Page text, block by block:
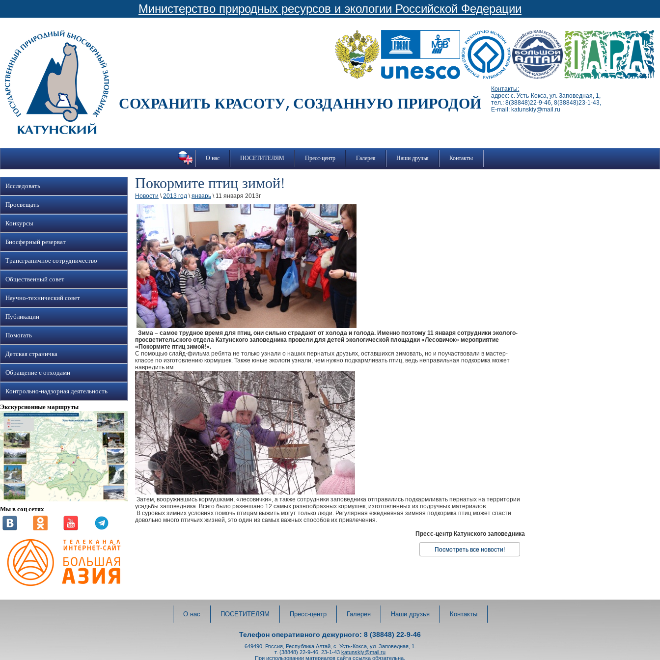
Министерство природных ресурсов и экологии Российской Федерации
СОХРАНИТЬ КРАСОТУ, СОЗДАННУЮ ПРИРОДОЙ
Контакты:
адрес: с. Усть-Кокса, ул. Заповедная, 1,
тел.: 8(38848)22-9-46, 8(38848)23-1-43,
E-mail: katunskiy@mail.ru
О нас ПОСЕТИТЕЛЯМ Пресс-центр Галерея Наши друзья Контакты
Исследовать
Просвещать
Конкурсы
Биосферный резерват
Трансграничное сотрудничество
Общественный совет
Научно-технический совет
Публикации
Помогать
Детская страничка
Обращение с отходами
Контрольно-надзорная деятельность
Экскурсионные маршруты
Мы в соц сетях
Покормите птиц зимой!
Новости \2013 год \январь \ 11 января 2013г
Зима – самое трудное время для птиц, они сильно страдают от холода и голода. Именно поэтому 11 января сотрудники эколого-
просветительского отдела Катунского заповедника провели для детей экологической площадки «Лесовичок» мероприятие
«Покормите птиц зимой!».
С помощью слайд-фильма ребята не только узнали о наших пернатых друзьях, оставшихся зимовать, но и поучаствовали в мастер-
классе по изготовлению кормушек. Также юные экологи узнали, чем нужно подкармливать птиц, ведь неправильная подкормка может
навредить им.
Затем, вооружившись кормушками, «лесовички», а также сотрудники заповедника отправились подкармливать пернатых на территории
усадьбы заповедника. Всего было развешано 12 самых разнообразных кормушек, изготовленных из подручных материалов.
В суровых зимних условиях помочь птицам выжить могут только люди. Регулярная ежедневная зимняя подкормка птиц может спасти
довольно много птичьих жизней, это один из самых важных способов их привлечения.
Пресс-центр Катунского заповедника
Посмотреть все новости!
О нас ПОСЕТИТЕЛЯМ Пресс-центр Галерея Наши друзья Контакты
Телефон оперативного дежурного: 8 (38848) 22-9-46
649490, Россия, Республика Алтай, с. Усть-Кокса, ул. Заповедная, 1.
т. (38848) 22-9-46, 23-1-43 katunskiy@mail.ru
При использовании материалов сайта ссылка обязательна.